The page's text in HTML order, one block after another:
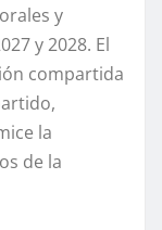
y
y 2028. El
compartida
la
de la